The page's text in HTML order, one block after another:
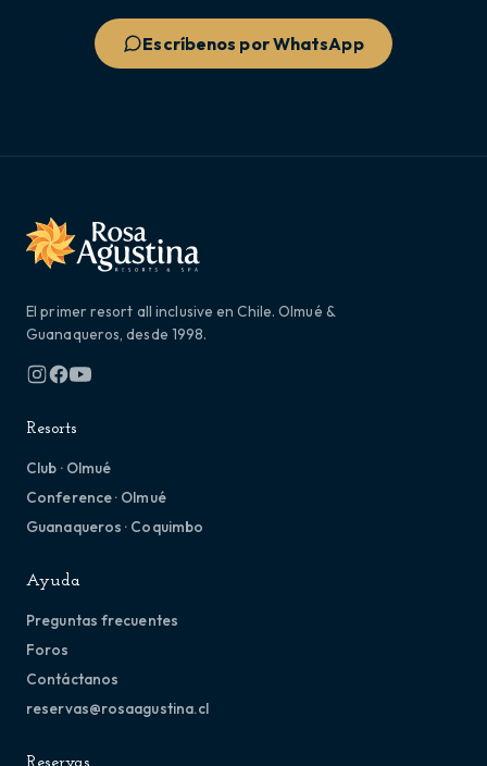
Escríbenos por WhatsApp
El primer resort all inclusive en Chile. Olmué &
Guanaqueros, desde 1998.
Resorts
Club · Olmué
Conference · Olmué
Guanaqueros · Coquimbo
Ayuda
Preguntas frecuentes
Foros
Contáctanos
reservas@rosaagustina.cl